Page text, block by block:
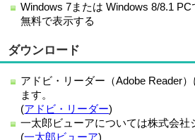
Windows 7または Windows 8/8.1
無料で表示する
ダウンロード
アドビ・リーダー（Adobe Reader
ます。
(アドビ・リーダー)
一太郎ビューアについては株式会社
(一太郎ビューア)